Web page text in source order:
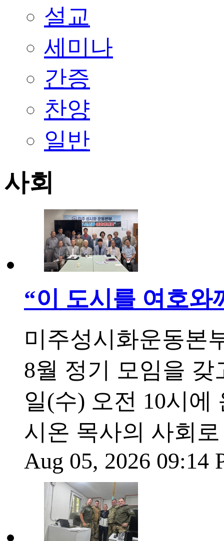
설교
세미나
간증
찬양
일반
사회
“이 도시를 여호와
미주성시화운동본
8월 정기 모임을
일(수) 오전 10시에
시온 목사의 사회
Aug 05, 2026 09:14